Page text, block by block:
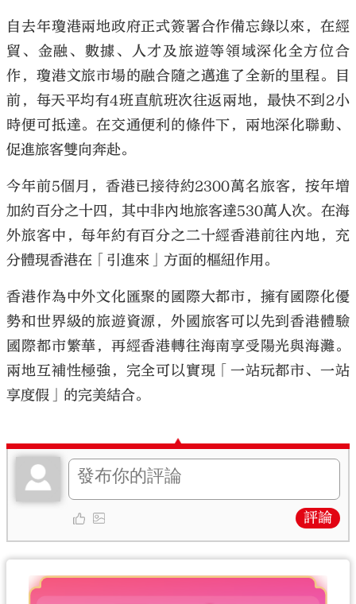
自去年瓊港兩地政府正式簽署合作備忘錄以來，在經
貿、金融、數據、人才及旅遊等領域深化全方位合
作，瓊港文旅市場的融合隨之邁進了全新的里程。目
前，每天平均有4班直航班次往返兩地，最快不到2小
時便可抵達。在交通便利的條件下，兩地深化聯動、
促進旅客雙向奔赴。
今年前5個月，香港已接待約2300萬名旅客，按年增
加約百分之十四，其中非內地旅客達530萬人次。在海
外旅客中，每年約有百分之二十經香港前往內地，充
分體現香港在「引進來」方面的樞紐作用。
香港作為中外文化匯聚的國際大都市，擁有國際化優
勢和世界級的旅遊資源，外國旅客可以先到香港體驗
國際都市繁華，再經香港轉往海南享受陽光與海灘。
兩地互補性極強，完全可以實現「一站玩都市、一站
享度假」的完美結合。
評論